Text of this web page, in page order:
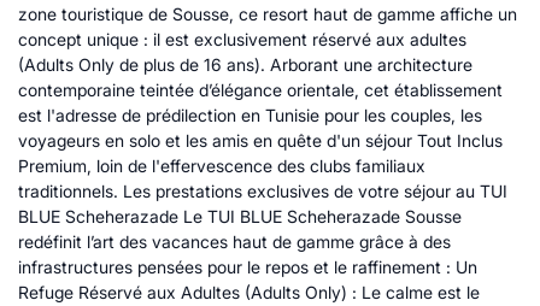
zone touristique de Sousse, ce resort haut de gamme affiche un
concept unique : il est exclusivement réservé aux adultes
(Adults Only de plus de 16 ans). Arborant une architecture
contemporaine teintée d’élégance orientale, cet établissement
est l'adresse de prédilection en Tunisie pour les couples, les
voyageurs en solo et les amis en quête d'un séjour Tout Inclus
Premium, loin de l'effervescence des clubs familiaux
traditionnels. Les prestations exclusives de votre séjour au TUI
BLUE Scheherazade Le TUI BLUE Scheherazade Sousse
redéfinit l’art des vacances haut de gamme grâce à des
infrastructures pensées pour le repos et le raffinement : Un
Refuge Réservé aux Adultes (Adults Only) : Le calme est le